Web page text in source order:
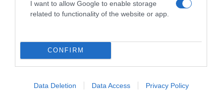
I want to allow Google to enable storage
related to functionality of the website or app.
CONFIRM
Data Deletion Data Access Privacy Policy
2026-08-08.
Takácsatka elleni védekezés kánikulában: így mentheted